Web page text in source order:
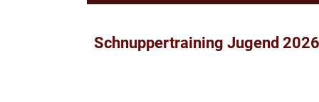
Schnuppertraining Jugend 2026